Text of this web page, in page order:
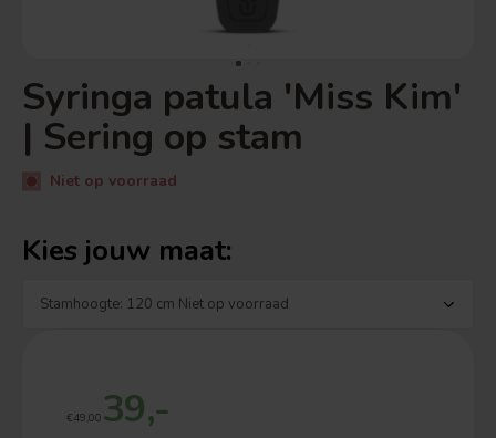
Syringa patula 'Miss Kim'
| Sering op stam
Niet op voorraad
Kies jouw maat:
€49,00 39,-